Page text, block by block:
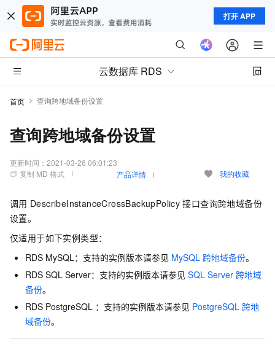
打开 APP
云数据库 RDS
首页 查询跨地域备份设置
查询跨地域备份设置
更新时间： 2021-03-26 06:01:23
复制 MD 格式
产品详情 我的收藏
调用 DescribeInstanceCrossBackupPolicy 接口查询跨地域备份
设置。
仅适用于如下实例类型：
RDS MySQL：支持的实例版本请参见 MySQL 跨地域备份。
RDS SQL Server：支持的实例版本请参见 SQL Server 跨地域
备份。
RDS PostgreSQL ：支持的实例版本请参见 PostgreSQL 跨地
域备份。